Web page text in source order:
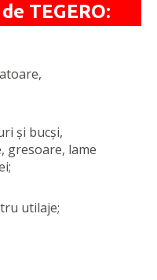
TEGERO:
și bucși,
gresoare, lame
utilaje;